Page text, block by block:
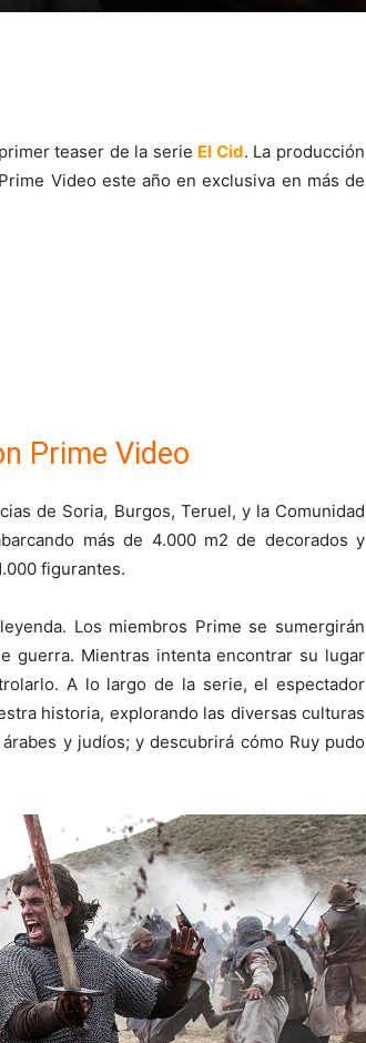
teaser de la serie El Cid. La producción
Video este año en exclusiva en más de
Prime Video
de Soria, Burgos, Teruel, y la Comunidad
más de 4.000 m2 de decorados y
figurantes.
Los miembros Prime se sumergirán
guerra. Mientras intenta encontrar su lugar
A lo largo de la serie, el espectador
historia, explorando las diversas culturas
y judíos; y descubrirá cómo Ruy pudo